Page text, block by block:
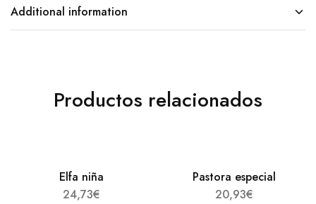
Additional information
Productos relacionados
Elfa niña
24,73€
Pastora especial
20,93€